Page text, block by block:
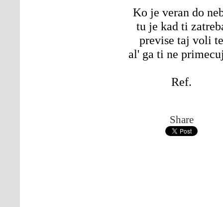
Ko je veran do
tu je kad ti
previse taj voli te
al' ga ti ne
Ref.
Share